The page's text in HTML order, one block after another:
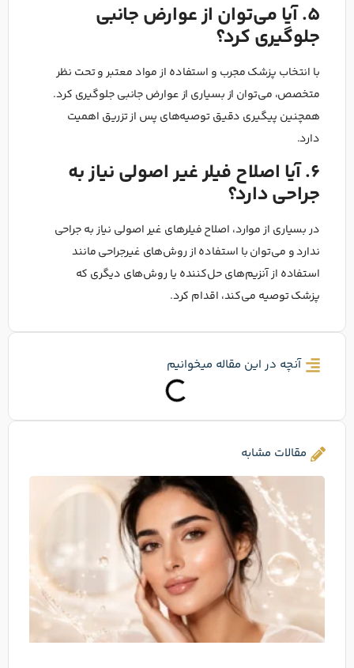
5. آیا می‌توان از عوارض جانبی
جلوگیری کرد؟
با انتخاب پزشک مجرب و استفاده از مواد معتبر و تحت نظر
متخصص، می‌توان از بسیاری از عوارض جانبی جلوگیری کرد.
همچنین پیگیری دقیق توصیه‌های پس از تزریق اهمیت
دارد.
6. آیا اصلاح فیلر غیر اصولی نیاز به
جراحی دارد؟
در بسیاری از موارد، اصلاح فیلرهای غیر اصولی نیاز به جراحی
ندارد و می‌توان با استفاده از روش‌های غیرجراحی مانند
استفاده از آنزیم‌های حل‌کننده یا روش‌های دیگری که
پزشک توصیه می‌کند، اقدام کرد.
آنچه در این مقاله میخوانیم
مقالات مشابه